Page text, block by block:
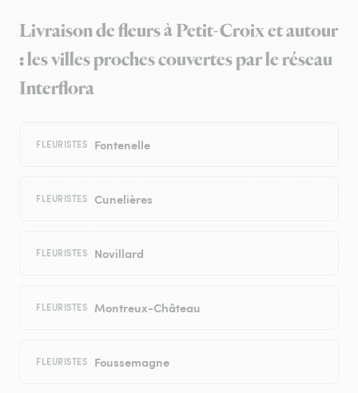
Livraison de fleurs à Petit-Croix et autour
: les villes proches couvertes par le réseau
Interflora
FLEURISTES Fontenelle
FLEURISTES Cunelières
FLEURISTES Novillard
FLEURISTES Montreux-Château
FLEURISTES Foussemagne